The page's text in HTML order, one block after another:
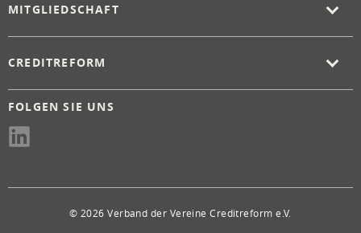
MITGLIEDSCHAFT
CREDITREFORM
FOLGEN SIE UNS
© 2026 Verband der Vereine Creditreform e.V.